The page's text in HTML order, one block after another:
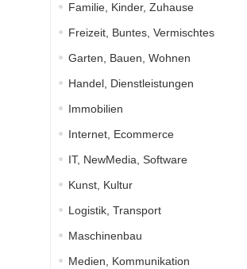
Familie, Kinder, Zuhause
Freizeit, Buntes, Vermischtes
Garten, Bauen, Wohnen
Handel, Dienstleistungen
Immobilien
Internet, Ecommerce
IT, NewMedia, Software
Kunst, Kultur
Logistik, Transport
Maschinenbau
Medien, Kommunikation